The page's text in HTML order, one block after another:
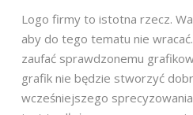
Logo firmy to istotna rzecz.
aby do tego tematu nie
zaufać sprawdzonemu
grafik nie będzie stworzyć
wcześniejszego